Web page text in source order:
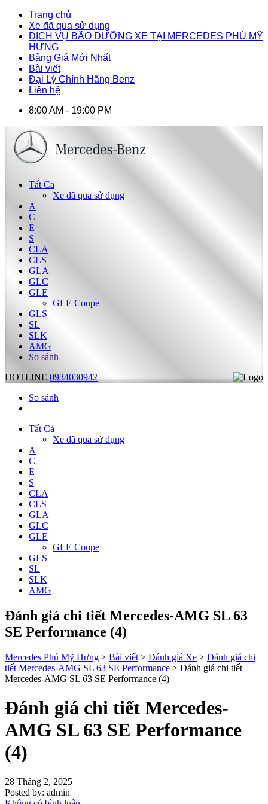
Trang chủ
Xe đã qua sử dụng
DỊCH VỤ BÃO DƯỠNG XE TẠI MERCEDES PHÚ MỸ
HƯNG
Bảng Giá Mới Nhất
Bài viết
Đại Lý Chính Hãng Benz
Liên hệ
8:00 AM - 19:00 PM
Tất Cả
Xe đã qua sử dụng
A
C
E
S
CLA
CLS
GLA
GLC
GLE
GLE Coupe
GLS
SL
SLK
AMG
So sánh
HOTLINE 0934030942
So sánh
Tất Cả
Xe đã qua sử dụng
A
C
E
S
CLA
CLS
GLA
GLC
GLE
GLE Coupe
GLS
SL
SLK
AMG
Đánh giá chi tiết Mercedes-AMG SL 63
SE Performance (4)
Mercedes Phú Mỹ Hưng > Bài viết > Đánh giá Xe > Đánh giá chi
tiết Mercedes-AMG SL 63 SE Performance > Đánh giá chi tiết
Mercedes-AMG SL 63 SE Performance (4)
Đánh giá chi tiết Mercedes-
AMG SL 63 SE Performance
(4)
28 Tháng 2, 2025
Posted by: admin